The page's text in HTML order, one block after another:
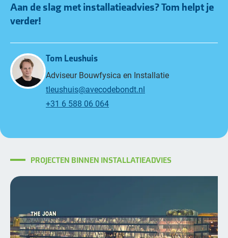
Aan de slag met installatieadvies?Tom helpt je
verder!
Tom Leushuis
Adviseur Bouwfysica en Installatie
tleushuis@avecodebondt.nl
+31 6 588 06 064
PROJECTEN BINNEN INSTALLATIEADVIES